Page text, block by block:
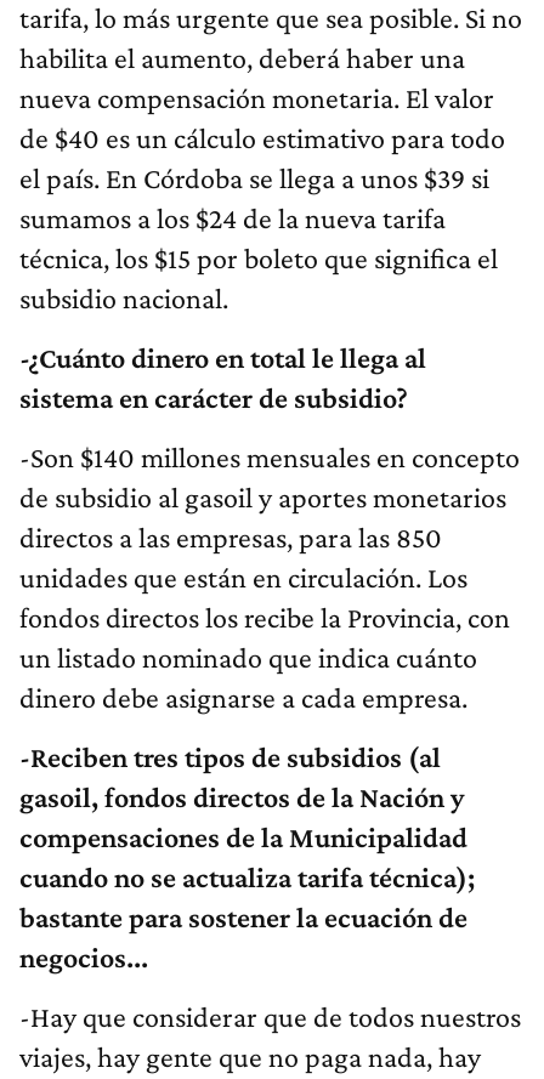
tarifa, lo más urgente que sea posible. Si no
habilita el aumento, deberá haber una
nueva compensación monetaria. El valor
de $40 es un cálculo estimativo para todo
el país. En Córdoba se llega a unos $39 si
sumamos a los $24 de la nueva tarifa
técnica, los $15 por boleto que significa el
subsidio nacional.
-¿Cuánto dinero en total le llega al
sistema en carácter de subsidio?
-Son $140 millones mensuales en concepto
de subsidio al gasoil y aportes monetarios
directos a las empresas, para las 850
unidades que están en circulación. Los
fondos directos los recibe la Provincia, con
un listado nominado que indica cuánto
dinero debe asignarse a cada empresa.
-Reciben tres tipos de subsidios (al
gasoil, fondos directos de la Nación y
compensaciones de la Municipalidad
cuando no se actualiza tarifa técnica);
bastante para sostener la ecuación de
negocios...
-Hay que considerar que de todos nuestros
viajes, hay gente que no paga nada, hay